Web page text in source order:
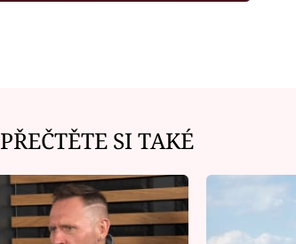
PŘEČTĚTE SI TAKÉ